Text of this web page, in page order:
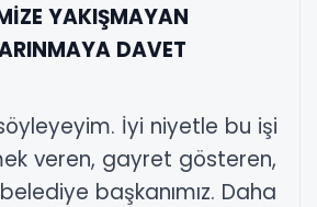
YAKIŞMAYAN
DAVET
İyi niyetle bu işi
veren, gayret gösteren,
başkanımız. Daha